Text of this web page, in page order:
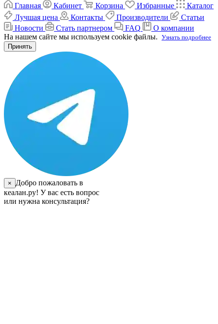
Главная
Кабинет Корзина Избранные
Каталог
Лучшая цена
Контакты Производители
Статьи
Новости
Стать партнером FAQ
О компании
На нашем сайте мы используем cookie файлы. Узнать подробнее
Принять
×
Добро пожаловать в
кеалан.ру! У вас есть вопрос
или нужна консультация?